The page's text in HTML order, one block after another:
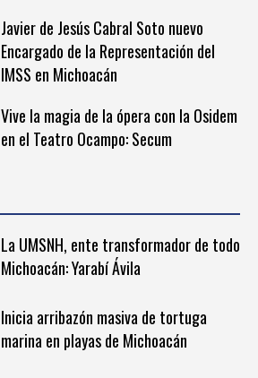
Javier de Jesús Cabral Soto nuevo
Encargado de la Representación del
IMSS en Michoacán
Vive la magia de la ópera con la Osidem
en el Teatro Ocampo: Secum
La UMSNH, ente transformador de todo
Michoacán: Yarabí Ávila
Inicia arribazón masiva de tortuga
marina en playas de Michoacán